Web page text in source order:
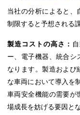
当社の分析によると
制限すると予想される
製造コストの高さ：
ー、電子機器、統合シ
なります。製造およ
な車両において導入を
車両安全機能の需要が
場成長を妨げる要因と